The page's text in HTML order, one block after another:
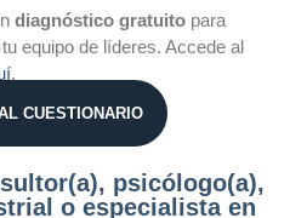
diagnóstico gratuito para
equipo de líderes. Accede al
.
CUESTIONARIO
psicólogo(a),
o especialista en